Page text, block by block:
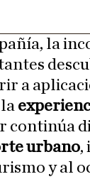
la
a
continúa
urbano,
y al